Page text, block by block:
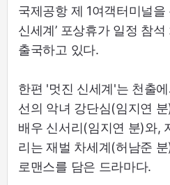
국제공항 제 1여객터미널을
신세계’ 포상휴가 일정 참
출국하고 있다.
한편 '멋진 신세계'는 천출
선의 악녀 강단심(임지연
배우 신서리(임지연 분)와,
리는 재벌 차세계(허남준
로맨스를 담은 드라마다.